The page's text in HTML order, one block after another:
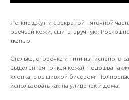
Лёгкие джутти с закрытой пяточной
овечьей кожи, сшиты вручную.
тканью.
Стелька, оторочка и нити из тиснёного
выделанная тонкая кожа), подошва
хлопка, с вышивкой бисером.
использовать как на улице так и дома.